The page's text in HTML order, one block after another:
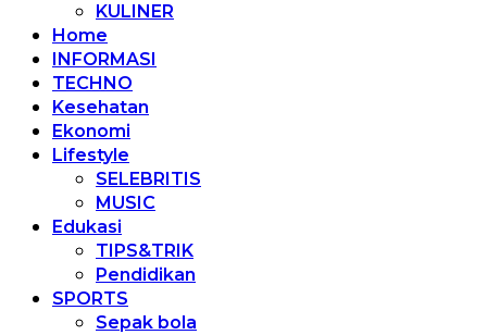
KULINER
Home
INFORMASI
TECHNO
Kesehatan
Ekonomi
Lifestyle
SELEBRITIS
MUSIC
Edukasi
TIPS&TRIK
Pendidikan
SPORTS
Sepak bola